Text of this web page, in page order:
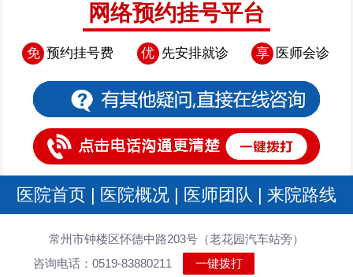
网络预约挂号平台
免 预约挂号费 优 先安排就诊 享 医师会诊
医院首页 | 医院概况 | 医师团队 | 来院路线
常州市钟楼区怀德中路203号（老花园汽车站旁）
咨询电话：0519-83880211
一键拨打